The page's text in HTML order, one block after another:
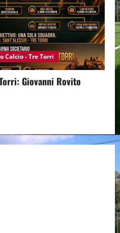
Calcio - Tre Torri
Giovanni Rovito